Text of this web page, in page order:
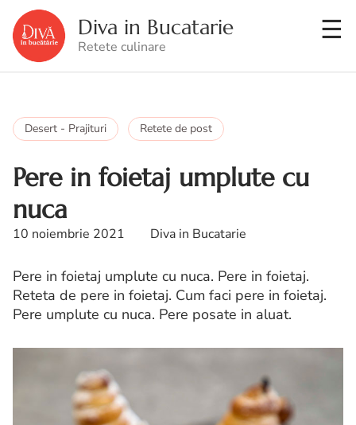
Diva in Bucatarie
Retete culinare
Desert - Prajituri Retete de post
Pere in foietaj umplute cu
nuca
10 noiembrie 2021 Diva in Bucatarie
Pere in foietaj umplute cu nuca. Pere in foietaj.
Reteta de pere in foietaj. Cum faci pere in foietaj.
Pere umplute cu nuca. Pere posate in aluat.